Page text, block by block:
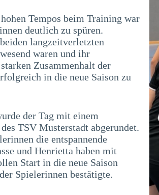
Tempos beim Training war
deutlich zu spüren.
langzeitverletzten
waren und ihr
Zusammenhalt der
in die neue Saison zu
der Tag mit einem
TSV Musterstadt abgerundet.
die entspannende
und Henrietta haben mit
Start in die neue Saison
Spielerinnen bestätigte.